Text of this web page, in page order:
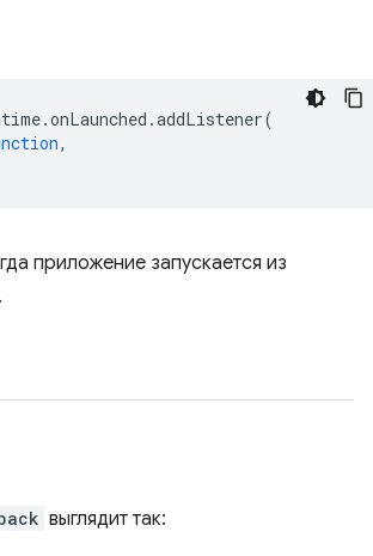
.onLaunched .addListener(
,
приложение запускается из
выглядит так: